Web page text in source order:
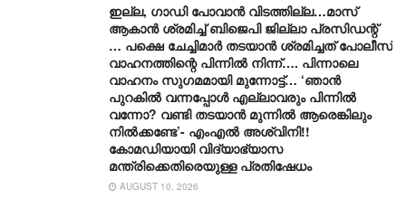
ഇല്ല, ​ഗാഡി പോവാൻ വിടത്തില്ല…മാസ്
ആകാൻ ശ്രമിച്ച് ബിജെപി ജില്ലാ പ്രസിഡന്റ്
… പക്ഷെ ചേച്ചിമാർ തടയാൻ ശ്രമിച്ചത് പോലീസ്
വാഹനത്തിന്റെ പിന്നിൽ നിന്ന്…. പിന്നാലെ
വാഹനം സു​ഗമമായി മുന്നോട്ട്… ‘ഞാൻ
പുറകിൽ വന്നപ്പോൾ എല്ലാവരും പിന്നിൽ
വന്നോ? വണ്ടി തടയാൻ മുന്നിൽ ആരെങ്കിലും
നിൽക്കണ്ടേ’- എംഎൽ അശ്വിനി!!
കോമഡിയായി വിദ്യാഭ്യാസ
മന്ത്രിക്കെതിരെയുള്ള പ്രതിഷേധം
AUGUST 10, 2026